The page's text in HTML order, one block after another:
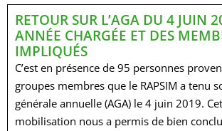
RETOUR SUR L’AGA DU 4 JUIN
ANNÉE CHARGÉE ET DES
IMPLIQUÉS
C’est en présence de 95 personnes
groupes membres que le RAPSIM a tenu
générale annuelle (AGA) le 4 juin 2019.
mobilisation nous a permis de bien